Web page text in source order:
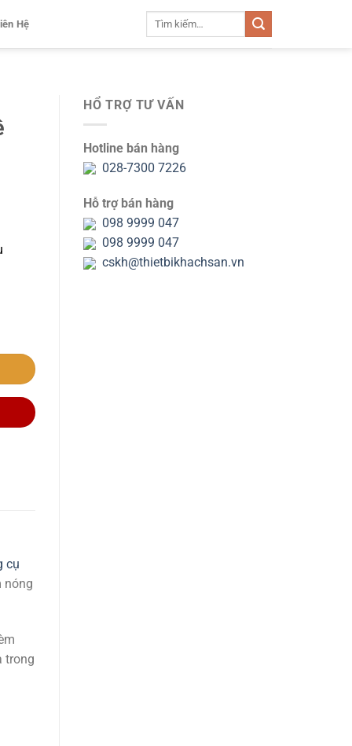
Hệ
HỔ TRỢ TƯ VẤN
Hotline bán hàng
028-7300 7226
Hỗ trợ bán hàng
098 9999 047
098 9999 047
cskh@thietbikhachsan.vn
cụ
nóng
trong